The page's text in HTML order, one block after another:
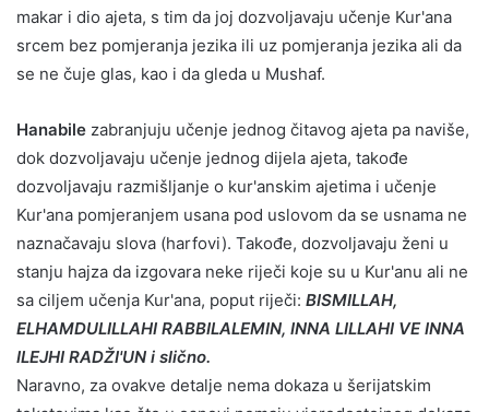
makar i dio ajeta, s tim da joj dozvoljavaju učenje Kur'ana
srcem bez pomjeranja jezika ili uz pomjeranja jezika ali da
se ne čuje glas, kao i da gleda u Mushaf.
Hanabile zabranjuju učenje jednog čitavog ajeta pa naviše,
dok dozvoljavaju učenje jednog dijela ajeta, takođe
dozvoljavaju razmišljanje o kur'anskim ajetima i učenje
Kur'ana pomjeranjem usana pod uslovom da se usnama ne
naznačavaju slova (harfovi). Takođe, dozvoljavaju ženi u
stanju hajza da izgovara neke riječi koje su u Kur'anu ali ne
sa ciljem učenja Kur'ana, poput riječi: BISMILLAH,
ELHAMDULILLAHI RABBILALEMIN, INNA LILLAHI VE INNA
ILEJHI RADŽI'UN i slično.
Naravno, za ovakve detalje nema dokaza u šerijatskim